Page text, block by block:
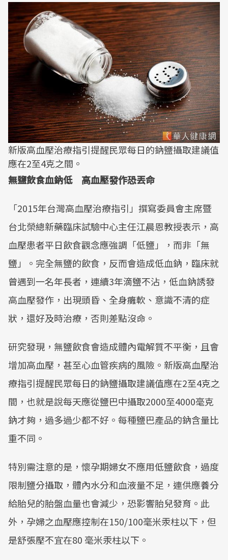
新版高血壓治療指引提醒民眾每日的鈉鹽攝取建議值
應在2至4克之間。
無鹽飲食血鈉低 高血壓發作恐丟命
「2015年台灣高血壓治療指引」撰寫委員會主席暨
台北榮總新藥臨床試驗中心主任江晨恩教授表示，高
血壓患者平日飲食觀念應強調「低鹽」，而非「無
鹽」。完全無鹽的飲食，反而會造成低血鈉，臨床就
曾遇到一名年長者，連續3年滴鹽不沾，低血鈉誘發
高血壓發作，出現頭昏、全身癱軟、意識不清的症
狀，還好及時治療，否則差點沒命。
研究發現，無鹽飲食會造成體內電解質不平衡，且會
增加高血壓，甚至心血管疾病的風險。新版高血壓治
療指引提醒民眾每日的鈉鹽攝取建議值應在2至4克之
間，也就是說每天應從鹽巴中攝取2000至4000毫克
鈉才夠，過多過少都不好。每種鹽巴產品的鈉含量比
重不同。
特別需注意的是，懷孕期婦女不應用低鹽飲食，過度
限制鹽分攝取，體內水分和血液量不足，連供應養分
給胎兒的胎盤血量也會減少，恐影響胎兒發育。此
外，孕婦之血壓應控制在150/100毫米汞柱以下，但
是舒張壓不宜在80 毫米汞柱以下。